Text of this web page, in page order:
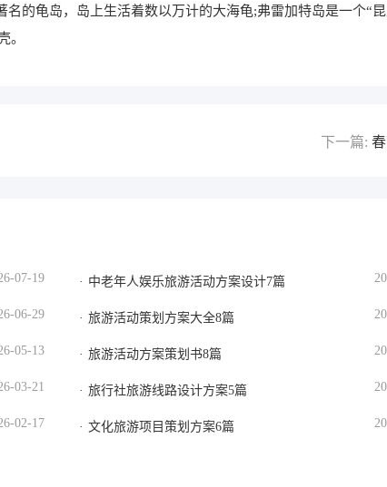
的龟岛，岛上生活着数以万计的大海龟;弗雷加特岛是一个“
。
下一篇:
07-19 中老年人娱乐旅游活动方案设计7篇
06-29 旅游活动策划方案大全8篇
05-13 旅游活动方案策划书8篇
03-21 旅行社旅游线路设计方案5篇
02-17 文化旅游项目策划方案6篇